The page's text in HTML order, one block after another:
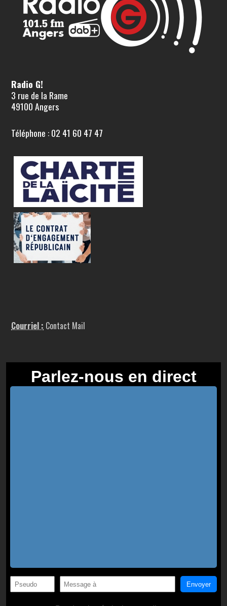
Radio G!
3 rue de la Rame
49100 Angers
Téléphone : 02 41 60 47 47
Courriel : Contact Mail